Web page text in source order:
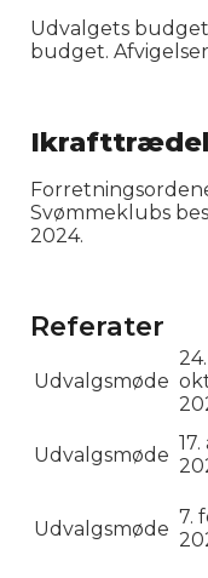
Udvalgets
budget.
Svømmeklubs
2024.
Referater
Udvalgsmøde
24.
Udvalgsmøde
17.
Udvalgsmøde
7.